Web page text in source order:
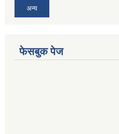
अन्य
फेसबुक पेज